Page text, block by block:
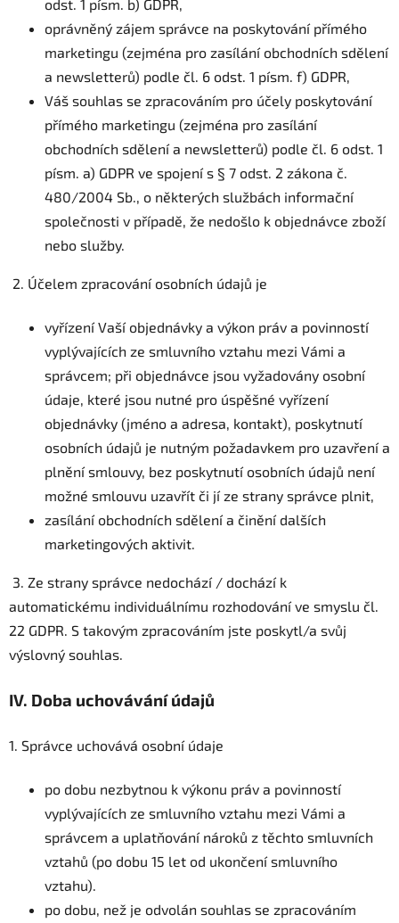
odst. 1 písm. b) GDPR,
oprávněný zájem správce na poskytování přímého
marketingu (zejména pro zasílání obchodních sdělení
a newsletterů) podle čl. 6 odst. 1 písm. f) GDPR,
Váš souhlas se zpracováním pro účely poskytování
přímého marketingu (zejména pro zasílání
obchodních sdělení a newsletterů) podle čl. 6 odst. 1
písm. a) GDPR ve spojení s § 7 odst. 2 zákona č.
480/2004 Sb., o některých službách informační
společnosti v případě, že nedošlo k objednávce zboží
nebo služby.
2. Účelem zpracování osobních údajů je
vyřízení Vaší objednávky a výkon práv a povinností
vyplývajících ze smluvního vztahu mezi Vámi a
správcem; při objednávce jsou vyžadovány osobní
údaje, které jsou nutné pro úspěšné vyřízení
objednávky (jméno a adresa, kontakt), poskytnutí
osobních údajů je nutným požadavkem pro uzavření a
plnění smlouvy, bez poskytnutí osobních údajů není
možné smlouvu uzavřít či jí ze strany správce plnit,
zasílání obchodních sdělení a činění dalších
marketingových aktivit.
3. Ze strany správce nedochází / dochází k
automatickému individuálnímu rozhodování ve smyslu čl.
22 GDPR. S takovým zpracováním jste poskytl/a svůj
výslovný souhlas.
IV. Doba uchovávání údajů
1. Správce uchovává osobní údaje
po dobu nezbytnou k výkonu práv a povinností
vyplývajících ze smluvního vztahu mezi Vámi a
správcem a uplatňování nároků z těchto smluvních
vztahů (po dobu 15 let od ukončení smluvního
vztahu).
po dobu, než je odvolán souhlas se zpracováním